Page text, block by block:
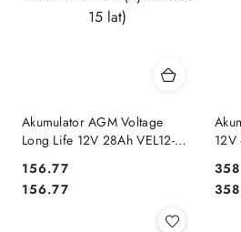
Akumulator AGM Voltage
Long Life 12V 28Ah VEL12-28
Cena:
156.77
Cena:
156.77
12V